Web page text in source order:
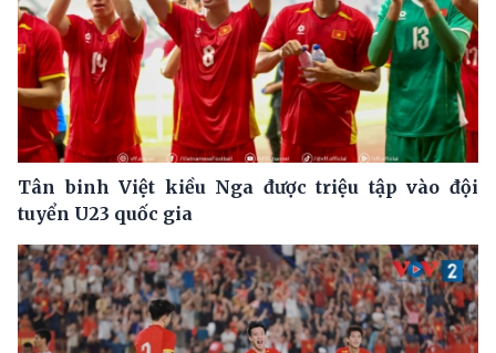
Tân binh Việt kiều Nga được triệu tập vào đội
tuyển U23 quốc gia